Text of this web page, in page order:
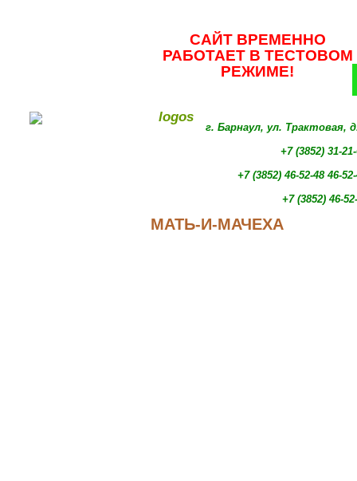
САЙТ ВРЕМЕННО
РАБОТАЕТ В ТЕСТОВОМ
РЕЖИМЕ!
МАТЬ-И-МАЧЕХА
г. Барнаул, ул. Трактовая,
+7 (3852) 31-
+7 (3852) 46-52-48 46-
+7 (3852) 46-